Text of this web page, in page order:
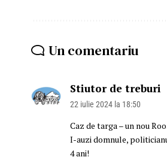
Un comentariu
Stiutor de treburi
22 iulie 2024 la 18:50
Caz de targa – un nou
I-auzi domnule,
4 ani!